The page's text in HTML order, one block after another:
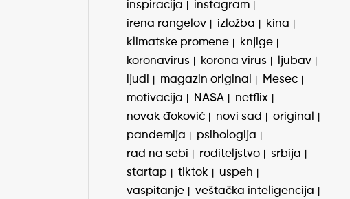
inspiracija
instagram
irena rangelov
izložba
kina
klimatske promene
knjige
koronavirus
korona virus
ljubav
ljudi
magazin original
Mesec
motivacija
NASA
netflix
novak đoković
novi sad
original
pandemija
psihologija
rad na sebi
roditeljstvo
srbija
startap
tiktok
uspeh
vaspitanje
veštačka inteligencija